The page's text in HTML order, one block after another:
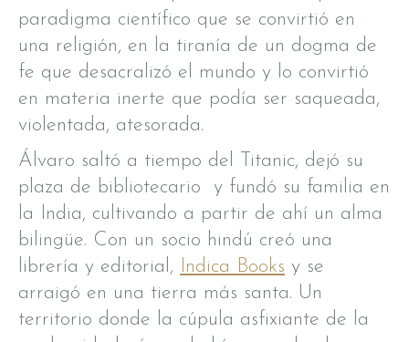
paradigma científico que se convirtió en
una religión, en la tiranía de un dogma de
fe que desacralizó el mundo y lo convirtió
en materia inerte que podía ser saqueada,
violentada, atesorada.
Álvaro saltó a tiempo del Titanic, dejó su
plaza de bibliotecario y fundó su familia en
la India, cultivando a partir de ahí un alma
bilingüe. Con un socio hindú creó una
librería y editorial, Indica Books y se
arraigó en una tierra más santa. Un
territorio donde la cúpula asfixiante de la